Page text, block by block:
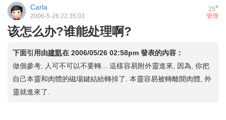
25#
Carla
管理
2006-5-26 22:35:03
该怎么办?谁能处理啊?
下面引用由建凱在 2006/05/26 02:58pm 發表的內容：
做個參考, 人可不可以不要轉... 這樣容易附外靈進來, 因為, 你把
自己本靈和肉體的磁場鍵結給轉掉了. 本靈容易被轉離開肉體, 外
靈就進來了.